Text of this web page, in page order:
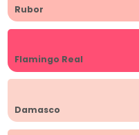
Rubor
Flamingo Real
Damasco